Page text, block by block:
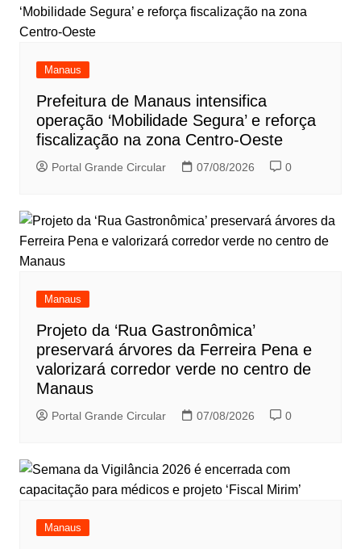
Manaus
Prefeitura de Manaus intensifica
operação ‘Mobilidade Segura’ e reforça
fiscalização na zona Centro-Oeste
Portal Grande Circular 07/08/2026 0
Manaus
Projeto da ‘Rua Gastronômica’
preservará árvores da Ferreira Pena e
valorizará corredor verde no centro de
Manaus
Portal Grande Circular 07/08/2026 0
Manaus